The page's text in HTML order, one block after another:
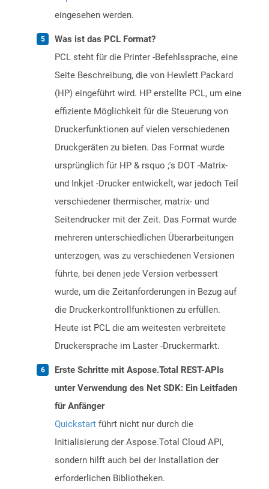
eingesehen werden.
Was ist das PCL Format?
PCL steht für die Printer -Befehlssprache, eine
Seite Beschreibung, die von Hewlett Packard
(HP) eingeführt wird. HP erstellte PCL, um eine
effiziente Möglichkeit für die Steuerung von
Druckerfunktionen auf vielen verschiedenen
Druckgeräten zu bieten. Das Format wurde
ursprünglich für HP & rsquo ;'s DOT -Matrix-
und Inkjet -Drucker entwickelt, war jedoch Teil
verschiedener thermischer, matrix- und
Seitendrucker mit der Zeit. Das Format wurde
mehreren unterschiedlichen Überarbeitungen
unterzogen, was zu verschiedenen Versionen
führte, bei denen jede Version verbessert
wurde, um die Zeitanforderungen in Bezug auf
die Druckerkontrollfunktionen zu erfüllen.
Heute ist PCL die am weitesten verbreitete
Druckersprache im Laster -Druckermarkt.
Erste Schritte mit Aspose.Total REST-APIs
unter Verwendung des Net SDK: Ein Leitfaden
für Anfänger
Quickstart führt nicht nur durch die
Initialisierung der Aspose.Total Cloud API,
sondern hilft auch bei der Installation der
erforderlichen Bibliotheken.